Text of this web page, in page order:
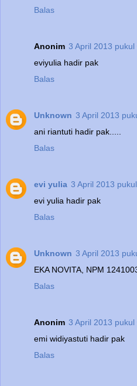
Balas
Anonim 3 April 2013 pukul
eviyulia hadir pak
Balas
Unknown 3 April 2013
ani riantuti hadir pak.....
Balas
evi yulia 3 April 2013
evi yulia hadir pak
Balas
Unknown 3 April 2013
EKA NOVITA, NPM
Balas
Anonim 3 April 2013 pukul
emi widiyastuti hadir pak
Balas